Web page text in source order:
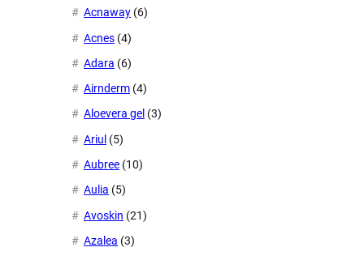
Acnaway (6)
Acnes (4)
Adara (6)
Airnderm (4)
Aloevera gel (3)
Ariul (5)
Aubree (10)
Aulia (5)
Avoskin (21)
Azalea (3)